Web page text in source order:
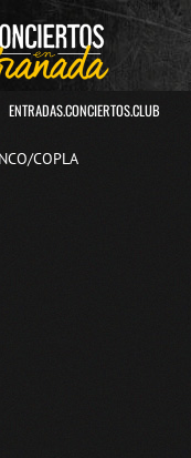
ENTRADAS.CONCIERTOS.CLUB
COPLA